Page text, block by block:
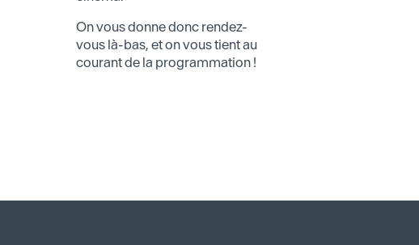
On vous donne donc rendez-
vous là-bas, et on vous tient au
courant de la programmation !